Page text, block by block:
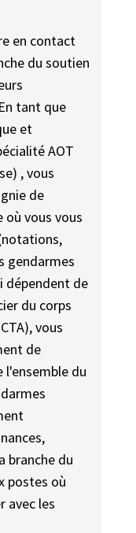
en contact
du soutien
tant que
et
AOT
, vous
de
vous vous
gendarmes
dépendent de
du corps
vous
de
du
branche du
postes où
avec les